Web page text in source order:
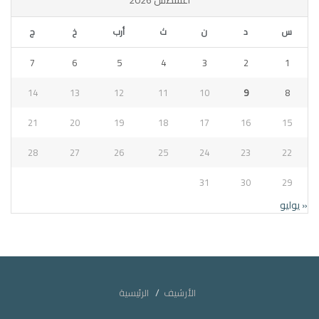
س د ن ث أرب خ ج
1
2
3
4
5
6
7
8
9
10
11
12
13
14
15
16
17
18
19
20
21
22
23
24
25
26
27
28
29
30
31
« يوليو
الأرشيف الرئيسية